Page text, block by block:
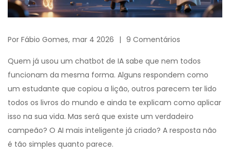
Por Fábio Gomes, mar 4 2026 9 Comentários
Quem já usou um chatbot de IA sabe que nem todos
funcionam da mesma forma. Alguns respondem como
um estudante que copiou a lição, outros parecem ter lido
todos os livros do mundo e ainda te explicam como aplicar
isso na sua vida. Mas será que existe um verdadeiro
campeão? O AI mais inteligente já criado? A resposta não
é tão simples quanto parece.